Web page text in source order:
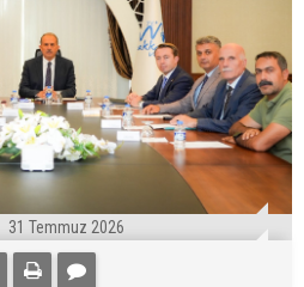
31 Temmuz 2026